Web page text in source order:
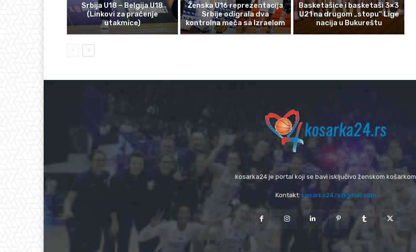
Srbija U18 – Belgija U18
(Linkovi za praćenje
utakmice)
Ženska U16 reprezentacija
Srbije odigrala dva
kontrolna meča sa Izraelom
Basketašice i basketaši 3×3
U21 na drugom „stopu“ Lige
nacija u Bukureštu
kosarka24 je portal koji se bavi isključivo ženskom košarkom
Kontakt: kosarka24.rs@gmail.com